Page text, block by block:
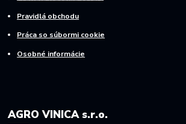
Pravidlá obchodu
Práca so súbormi cookie
Osobné informácie
AGRO VINICA s.r.o.